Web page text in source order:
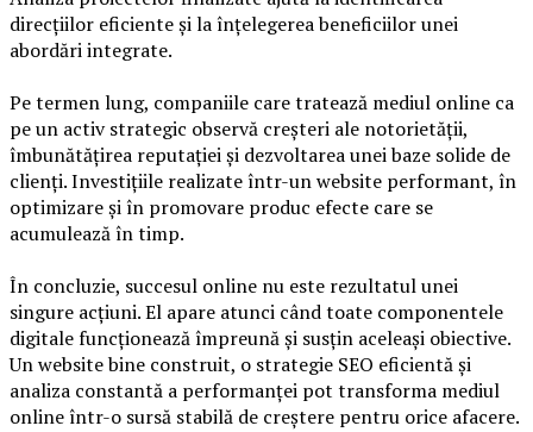
direcțiilor eficiente și la înțelegerea beneficiilor unei
abordări integrate.
Pe termen lung, companiile care tratează mediul online ca
pe un activ strategic observă creșteri ale notorietății,
îmbunătățirea reputației și dezvoltarea unei baze solide de
clienți. Investițiile realizate într-un website performant, în
optimizare și în promovare produc efecte care se
acumulează în timp.
În concluzie, succesul online nu este rezultatul unei
singure acțiuni. El apare atunci când toate componentele
digitale funcționează împreună și susțin aceleași obiective.
Un website bine construit, o strategie SEO eficientă și
analiza constantă a performanței pot transforma mediul
online într-o sursă stabilă de creștere pentru orice afacere.